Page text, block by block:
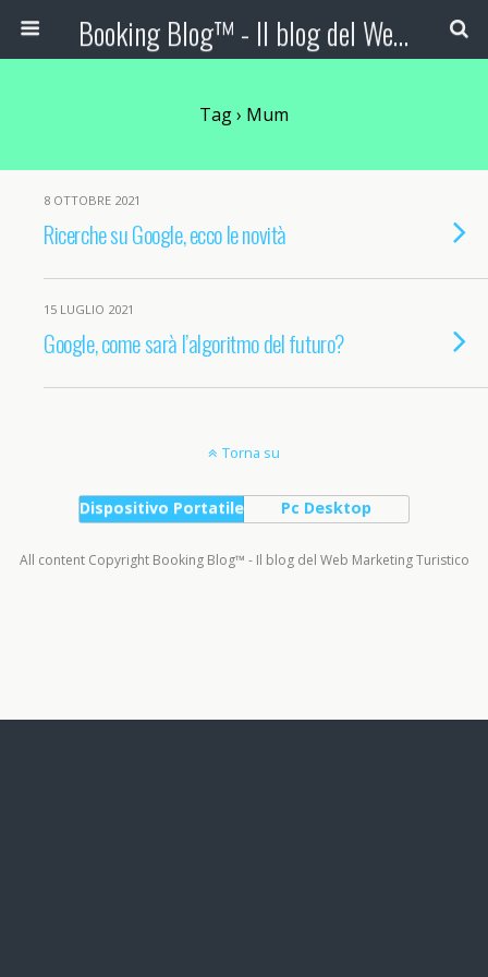
Booking Blog™ - Il blog del Web Marketing Turistico
Tag › Mum
8 OTTOBRE 2021
Ricerche su Google, ecco le novità
15 LUGLIO 2021
Google, come sarà l’algoritmo del futuro?
Torna su
Dispositivo Portatile Pc Desktop
All content Copyright Booking Blog™ - Il blog del Web Marketing Turistico